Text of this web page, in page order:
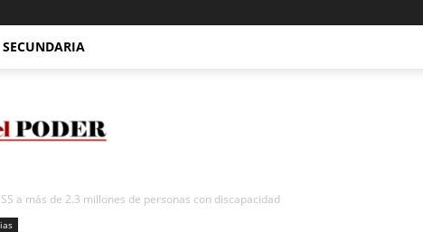
SECUNDARIA
a más de 2.3 millones de personas con discapacidad